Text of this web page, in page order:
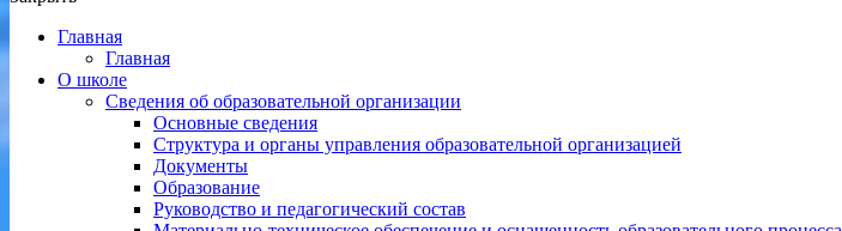
Главная
Главная
О школе
Сведения об образовательной организации
Основные сведения
Структура и органы управления образовательной организацией
Документы
Образование
Руководство и педагогический состав